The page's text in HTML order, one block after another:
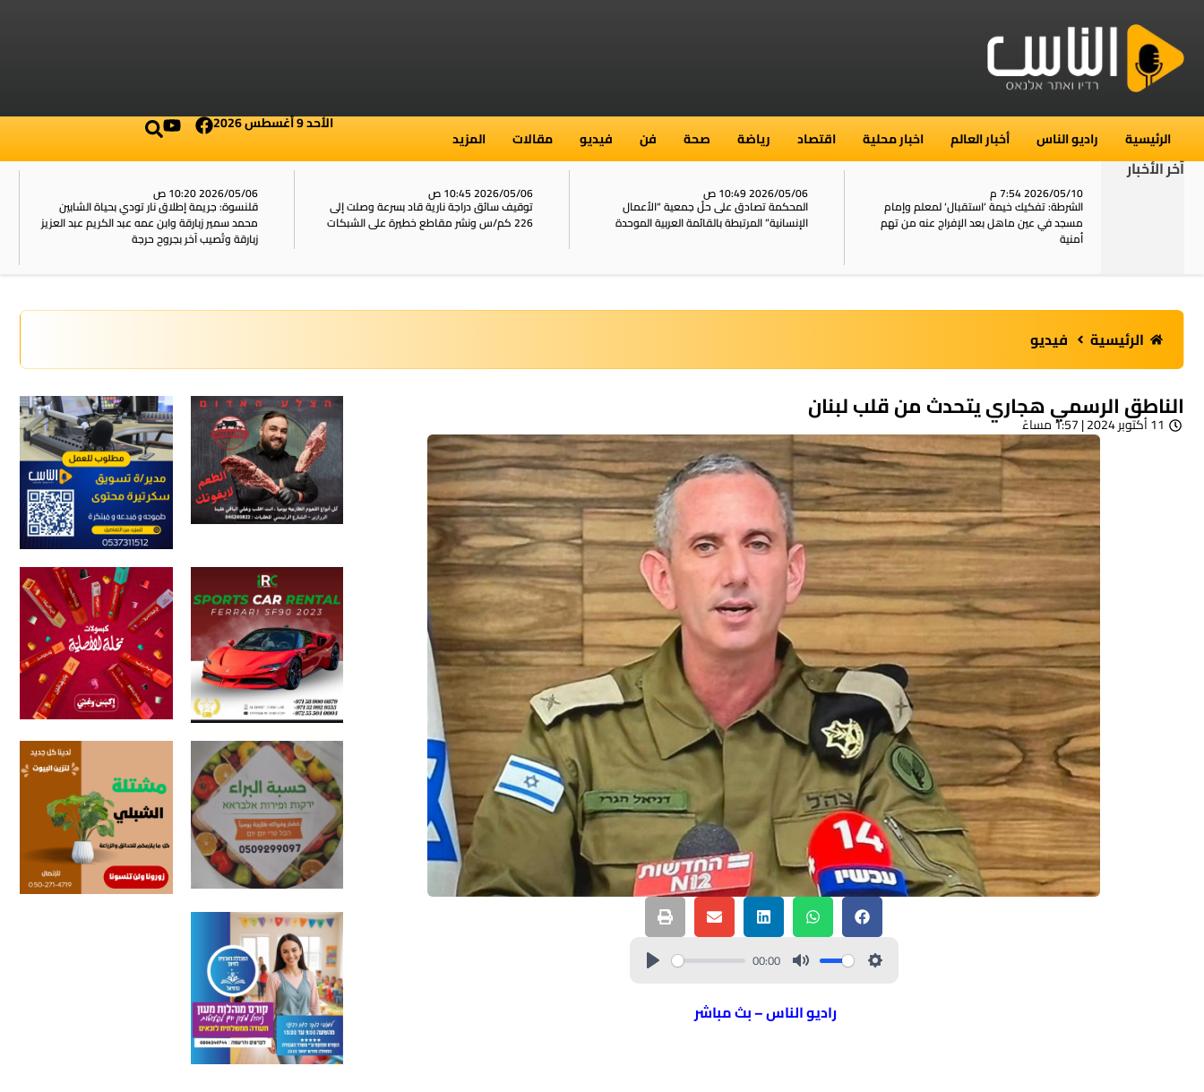
الرئيسية راديو الناس أخبار العالم اخبار محلية اقتصاد رياضة صحة فن فيديو مقالات المزيد
الأحد 9 أغسطس 2026
آخر الأخبار
2026/05/10 7:54 م
الشرطة: تفكيك خيمة ‘استقبال‘ لمعلم وإمام
مسجد في عين ماهل بعد الإفراج عنه من تهم
أمنية
2026/05/06 10:49 ص
المحكمة تصادق على حلّ جمعية “الأعمال
الإنسانية” المرتبطة بالقائمة العربية الموحدة
2026/05/06 10:45 ص
توقيف سائق دراجة نارية قاد بسرعة وصلت إلى
226 كم/س ونشر مقاطع خطيرة على الشبكات
2026/05/06 10:20 ص
قلنسوة: جريمة إطلاق نار تودي بحياة الشابين
محمد سمير زبارقة وابن عمه عبد الكريم عبد العزيز
زبارقة وتُصيب آخر بجروح حرجة
الرئيسية فيديو
الناطق الرسمي هجاري يتحدث من قلب لبنان
11 أكتوبر 2024 | 1:57 مساءً
00:00
راديو الناس – بث مباشر